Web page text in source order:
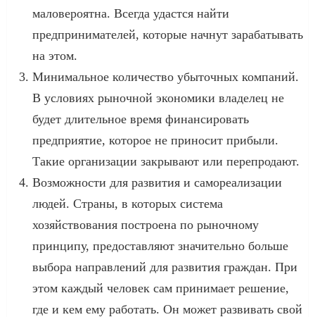
маловероятна. Всегда удастся найти
предпринимателей, которые начнут зарабатывать
на этом.
Минимальное количество убыточных компаний.
В условиях рыночной экономики владелец не
будет длительное время финансировать
предприятие, которое не приносит прибыли.
Такие организации закрывают или перепродают.
Возможности для развития и самореализации
людей. Страны, в которых система
хозяйствования построена по рыночному
принципу, предоставляют значительно больше
выбора направлений для развития граждан. При
этом каждый человек сам принимает решение,
где и кем ему работать. Он может развивать свой